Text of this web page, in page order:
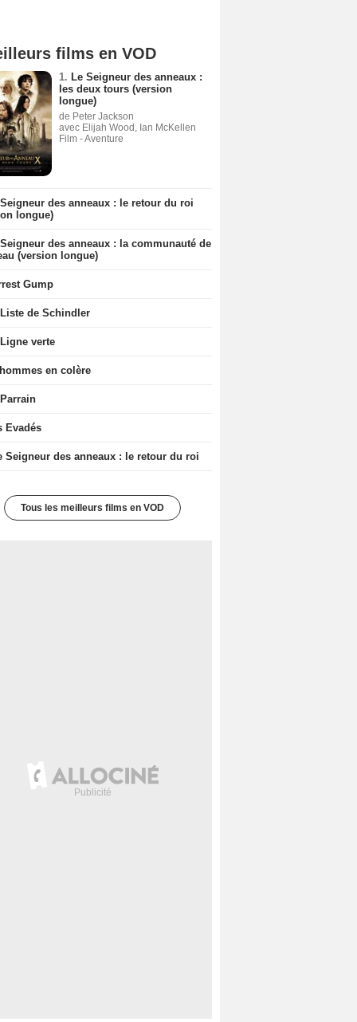
films en VOD
1. Le Seigneur des anneaux :
les deux tours (version
longue)
de Peter Jackson
avec Elijah Wood, Ian McKellen
Film - Aventure
des anneaux : le retour du roi
longue)
des anneaux : la communauté de
(version longue)
Gump
de Schindler
verte
en colère
Evadés
Seigneur des anneaux : le retour du roi
Tous les meilleurs films en VOD